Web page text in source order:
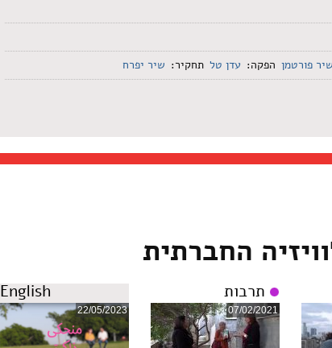
שיר‌ ‌פורטמן‌ הפקה: עדן‌ ‌טל‌ תחקיר: שיר‌ ‌יפרח‌
החברתית
תרבות
07/02/2021
English
22/05/2023